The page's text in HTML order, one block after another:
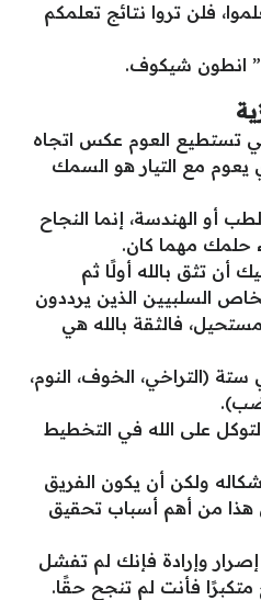
فلن تروا نتائج تعلمكم
انطون شيكوف.
تستطيع العوم عكس اتجاه
يعوم مع التيار هو السمك
أو الهندسة، إنما النجاح
حلمك مهما كان.
أن تثق بالله أولًا ثم
السلبيين الذين يرددون
فالثقة بالله هي
(التراخي، الخوف، النوم،
على الله في التخطيط
ولكن أن يكون الفريق
هذا من أهم أسباب تحقيق
وإرادة فإنك لم تفشل
متكبرًا فأنت لم تنجح حقًا.